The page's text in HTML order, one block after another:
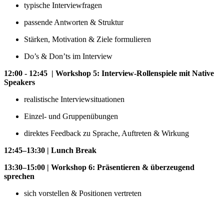
typische Interviewfragen
passende Antworten & Struktur
Stärken, Motivation & Ziele formulieren
Do’s & Don’ts im Interview
12:00 - 12:45 | Workshop 5: Interview-Rollenspiele mit Native
Speakers
realistische Interviewsituationen
Einzel- und Gruppenübungen
direktes Feedback zu Sprache, Auftreten & Wirkung
12:45–13:30 | Lunch Break
13:30–15:00 | Workshop 6: Präsentieren & überzeugend
sprechen
sich vorstellen & Positionen vertreten